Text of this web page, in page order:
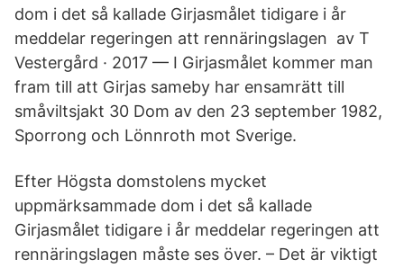
dom i det så kallade Girjasmålet tidigare i år
meddelar regeringen att rennäringslagen av T
Vestergård · 2017 — I Girjasmålet kommer man
fram till att Girjas sameby har ensamrätt till
småviltsjakt 30 Dom av den 23 september 1982,
Sporrong och Lönnroth mot Sverige.
Efter Högsta domstolens mycket
uppmärksammade dom i det så kallade
Girjasmålet tidigare i år meddelar regeringen att
rennäringslagen måste ses över. – Det är viktigt